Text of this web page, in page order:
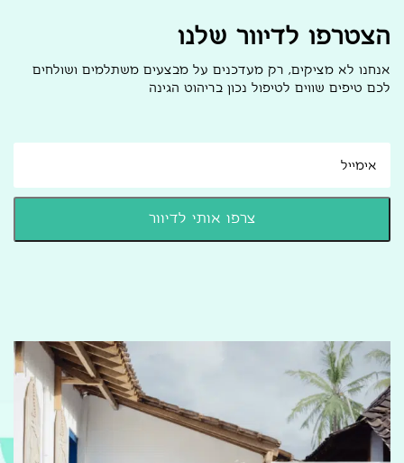
הצטרפו לדיוור שלנו
אנחנו לא מציקים, רק מעדכנים על מבצעים משתלמים ושולחים
לכם טיפים שווים לטיפול נכון בריהוט הגינה